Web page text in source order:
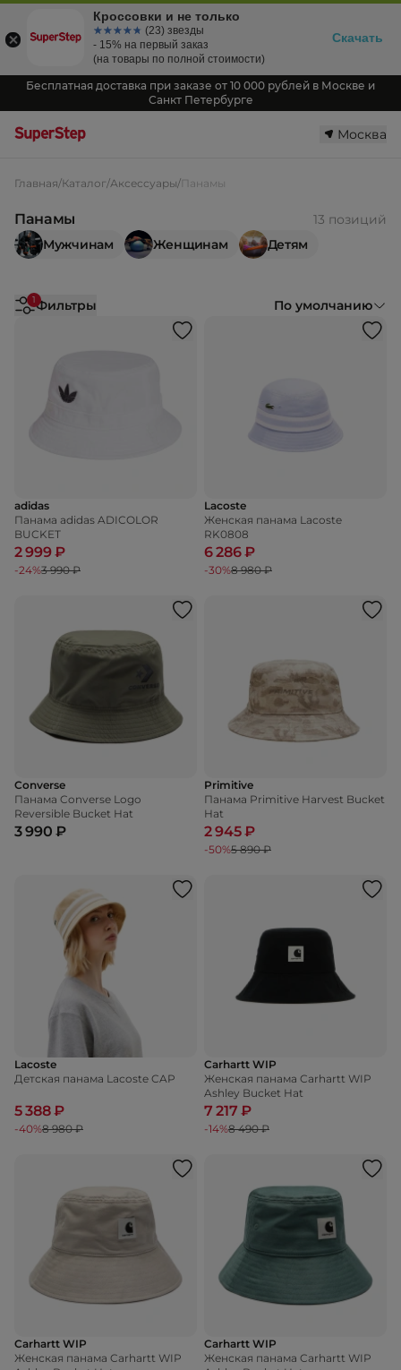
Бесплатная доставка при заказе от 10 000 рублей в Москве и
Санкт Петербурге
Москва
Главная/Каталог/Аксессуары/ Панамы
Панамы
13 позиций
Мужчинам
Женщинам Детям
1Фильтры По умолчанию
adidas
Панама adidas ADICOLOR
BUCKET
2 999 ₽
-24%3 990 ₽
Lacoste
Женская панама Lacoste
RK0808
6 286 ₽
-30%8 980 ₽
Converse
Панама Converse Logo
Reversible Bucket Hat
3 990 ₽
Primitive
Панама Primitive Harvest Bucket
Hat
2 945 ₽
-50%5 890 ₽
Lacoste
Детская панама Lacoste CAP
5 388 ₽
-40%8 980 ₽
Carhartt WIP
Женская панама Carhartt WIP
Ashley Bucket Hat
7 217 ₽
-14%8 490 ₽
Carhartt WIP
Женская панама Carhartt WIP
Carhartt WIP
Женская панама Carhartt WIP
Кроссовки и не только
☆☆☆☆☆
★★★★★ (23) звезды
- 15% на первый заказ
(на товары по полной стоимости)
Скачать